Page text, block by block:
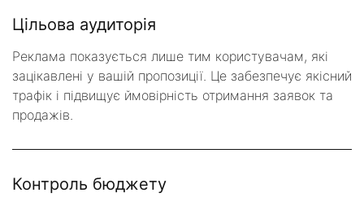
Цільова аудиторія
Реклама показується лише тим користувачам, які
зацікавлені у вашій пропозиції. Це забезпечує якісний
трафік і підвищує ймовірність отримання заявок та
продажів.
Контроль бюджету